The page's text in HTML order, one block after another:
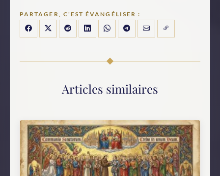
PARTAGER, C'EST ÉVANGÉLISER :
Articles similaires